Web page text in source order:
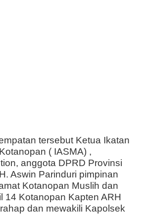
tersebut Ketua Ikatan
( IASMA) ,
anggota DPRD Provinsi
Aswin Parinduri pimpinan
Kotanopan Muslih dan
14 Kotanopan Kapten ARH
dan mewakili Kapolsek